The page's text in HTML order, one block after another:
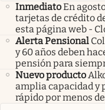
InmediatoEn
tarjetas de crédito
esta página web -
Alerta Pensional
y 60 años deben
pensión para
Nuevo producto
amplia capacidad y
rápido por menos